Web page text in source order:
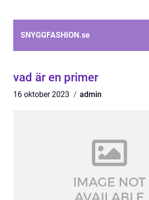
SNYGGFASHION.se
vad är en primer
16 oktober 2023 admin